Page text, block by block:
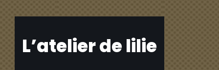
L’atelier de lilie